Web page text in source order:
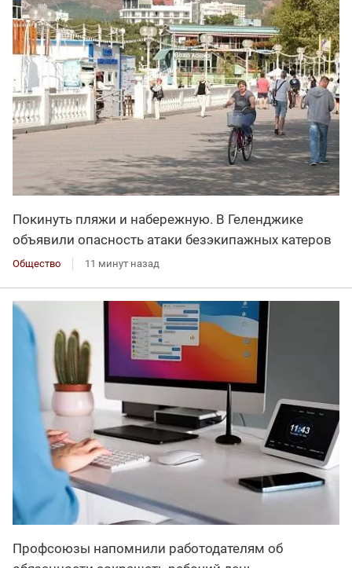
Покинуть пляжи и набережную. В Геленджике
объявили опасность атаки безэкипажных катеров
Общество 11 минут назад
Профсоюзы напомнили работодателям об